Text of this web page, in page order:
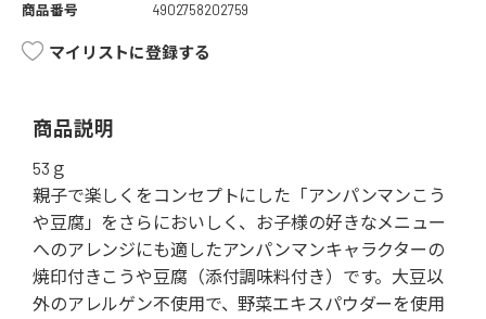
商品番号
4902758202759
マイリストに登録する
商品説明
53ｇ
親子で楽しくをコンセプトにした「アンパンマンこう
や豆腐」をさらにおいしく、お子様の好きなメニュー
へのアレンジにも適したアンパンマンキャラクターの
焼印付きこうや豆腐（添付調味料付き）です。大豆以
外のアレルゲン不使用で、野菜エキスパウダーを使用